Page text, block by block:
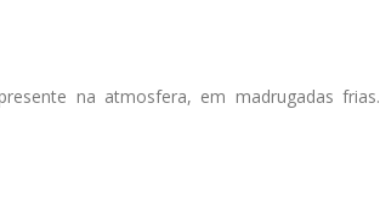
na atmosfera, em madrugadas frias.